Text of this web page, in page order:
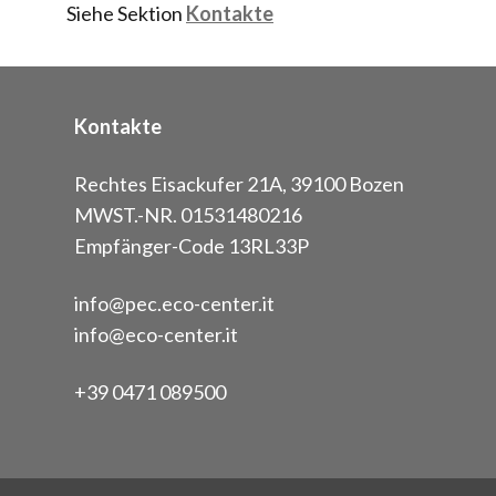
Siehe Sektion Kontakte
Kontakte
Rechtes Eisackufer 21A, 39100 Bozen
MWST.-NR. 01531480216
Empfänger-Code 13RL33P
info@pec.eco-center.it
info@eco-center.it
+39 0471 089500